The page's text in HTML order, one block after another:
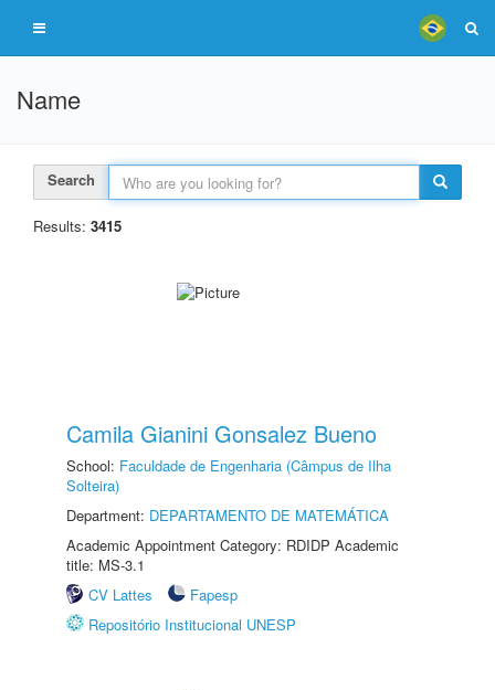
Name
Search
Results: 3415
Camila Gianini Gonsalez Bueno
School: Faculdade de Engenharia (Câmpus de Ilha
Solteira)
Department: DEPARTAMENTO DE MATEMÁTICA
Academic Appointment Category: RDIDP Academic
title: MS-3.1
CV Lattes
Fapesp
Repositório Institucional UNESP